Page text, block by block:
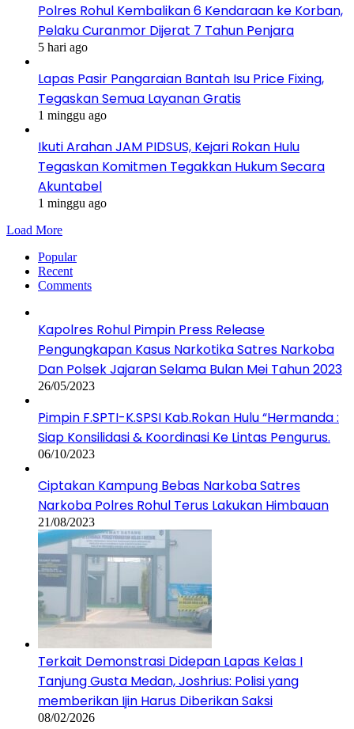
Polres Rohul Kembalikan 6 Kendaraan ke Korban,
Pelaku Curanmor Dijerat 7 Tahun Penjara
5 hari ago
Lapas Pasir Pangaraian Bantah Isu Price Fixing,
Tegaskan Semua Layanan Gratis
1 minggu ago
Ikuti Arahan JAM PIDSUS, Kejari Rokan Hulu
Tegaskan Komitmen Tegakkan Hukum Secara
Akuntabel
1 minggu ago
Load More
Popular
Recent
Comments
Kapolres Rohul Pimpin Press Release
Pengungkapan Kasus Narkotika Satres Narkoba
Dan Polsek Jajaran Selama Bulan Mei Tahun 2023
26/05/2023
Pimpin F.SPTI-K.SPSI Kab.Rokan Hulu “Hermanda :
Siap Konsilidasi & Koordinasi Ke Lintas Pengurus.
06/10/2023
Ciptakan Kampung Bebas Narkoba Satres
Narkoba Polres Rohul Terus Lakukan Himbauan
21/08/2023
Terkait Demonstrasi Didepan Lapas Kelas I
Tanjung Gusta Medan, Joshrius: Polisi yang
memberikan Ijin Harus Diberikan Saksi
08/02/2026